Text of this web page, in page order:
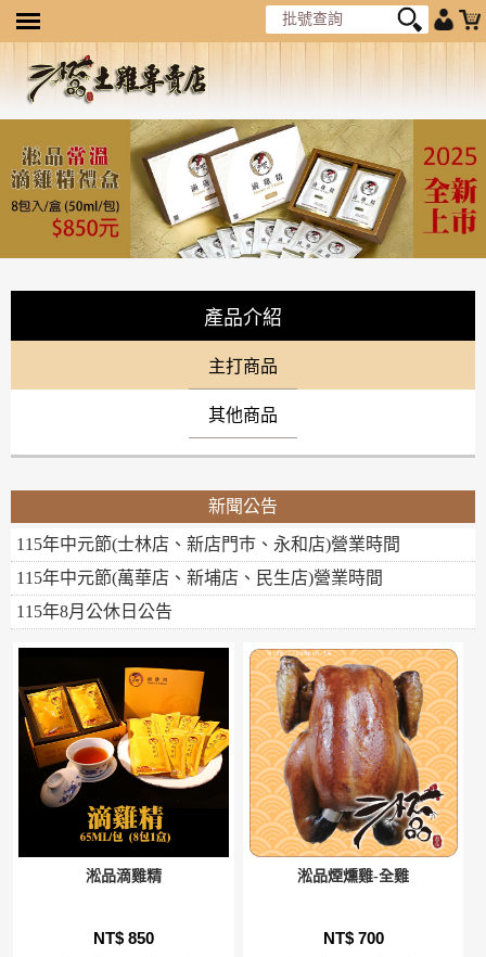
產品介紹
主打商品
其他商品
新聞公告
115年中元節(士林店、新店門巿、永和店)營業時間
115年中元節(萬華店、新埔店、民生店)營業時間
115年8月公休日公告
淞品滴雞精
NT$ 850
淞品煙燻雞-全雞
NT$ 700